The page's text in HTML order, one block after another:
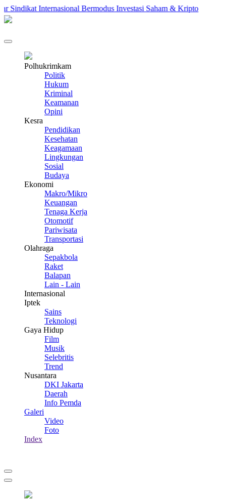
Internasional Bermodus Investasi Saham & Kripto
Polhukrimkam
Politik
Hukum
Kriminal
Keamanan
Opini
Kesra
Pendidikan
Kesehatan
Keagamaan
Lingkungan
Sosial
Budaya
Ekonomi
Makro/Mikro
Keuangan
Tenaga Kerja
Otomotif
Pariwisata
Transportasi
Olahraga
Sepakbola
Raket
Balapan
Lain - Lain
Internasional
Iptek
Sains
Teknologi
Gaya Hidup
Film
Musik
Selebritis
Trend
Nusantara
DKI Jakarta
Daerah
Info Pemda
Galeri
Video
Foto
Index